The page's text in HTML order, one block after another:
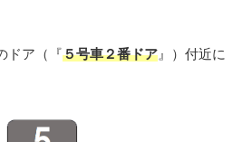
ドア（『５号車２番ドア 』）付近に